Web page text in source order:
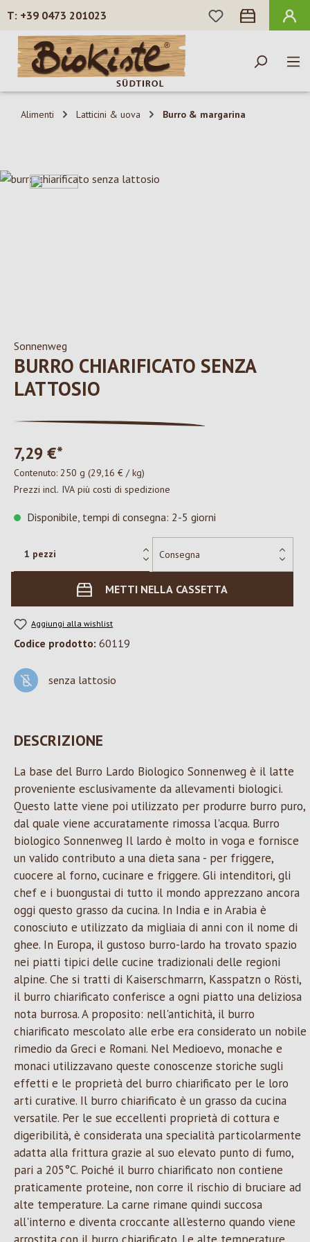
Passa al contenuto principale
+39 0473 201023
HAI 0 ARTICOLI
Alimenti Latticini & uova Burro & margarina
Salta la galleria di immagini
Sonnenweg
BURRO CHIARIFICATO SENZA
LATTOSIO
7,29 €*
Contenuto: 250 g (29,16 € / kg)
Prezzi incl. IVA più costi di spedizione
Disponibile, tempi di consegna: 2-5 giorni
METTI NELLA CASSETTA
Aggiungi alla wishlist
Codice prodotto: 60119
senza lattosio
DESCRIZIONE
La base del Burro Lardo Biologico Sonnenweg è il latte
proveniente esclusivamente da allevamenti biologici.
Questo latte viene poi utilizzato per produrre burro puro,
dal quale viene accuratamente rimossa l'acqua. Burro
biologico Sonnenweg Il lardo è molto in voga e fornisce
un valido contributo a una dieta sana - per friggere,
cuocere al forno, cucinare e friggere. Gli intenditori, gli
chef e i buongustai di tutto il mondo apprezzano ancora
oggi questo grasso da cucina. In India e in Arabia è
conosciuto e utilizzato da migliaia di anni con il nome di
ghee. In Europa, il gustoso burro-lardo ha trovato spazio
nei piatti tipici delle cucine tradizionali delle regioni
alpine. Che si tratti di Kaiserschmarrn, Kasspatzn o Rösti,
il burro chiarificato conferisce a ogni piatto una deliziosa
nota burrosa. A proposito: nell'antichità, il burro
chiarificato mescolato alle erbe era considerato un nobile
rimedio da Greci e Romani. Nel Medioevo, monache e
monaci utilizzavano queste conoscenze storiche sugli
effetti e le proprietà del burro chiarificato per le loro
arti curative. Il burro chiarificato è un grasso da cucina
versatile. Per le sue eccellenti proprietà di cottura e
digeribilità, è considerata una specialità particolarmente
adatta alla frittura grazie al suo elevato punto di fumo,
pari a 205°C. Poiché il burro chiarificato non contiene
praticamente proteine, non corre il rischio di bruciare ad
alte temperature. La carne rimane quindi succosa
all'interno e diventa croccante all'esterno quando viene